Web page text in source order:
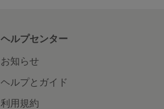
ヘルプセンター
お知らせ
ヘルプとガイド
利用規約